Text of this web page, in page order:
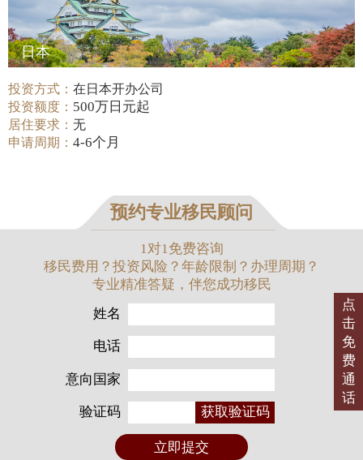
日本
投资方式：在日本开办公司
投资额度： 500万日元起
居住要求：无
申请周期：4-6个月
预约专业移民顾问
1对1免费咨询
移民费用？投资风险？年龄限制？办理周期？
专业精准答疑，伴您成功移民
姓名
电话
意向国家
验证码 获取验证码
立即提交
点
击
免
费
通
话